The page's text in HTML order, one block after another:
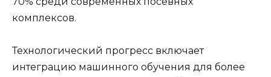
комплексов.
Технологический прогресс включает
интеграцию машинного обучения для более